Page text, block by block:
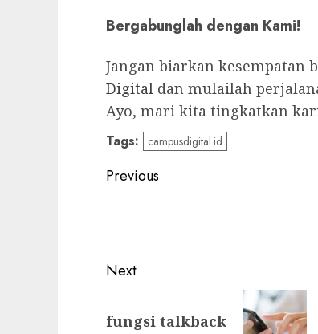
Bergabunglah dengan Kami!
Jangan biarkan kesempatan
Digital dan mulailah
Ayo, mari kita tingkatkan
Tags: campusdigital.id
Post
Previous
Next
post:
fungsi talkback